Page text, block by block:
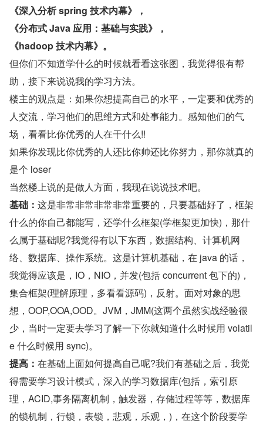
《深入分析 spring 技术内幕》，
《分布式 Java 应用：基础与实践》，
《hadoop 技术内幕》。
但你们不知道学什么的时候就看看这张图，我觉得很有帮
助，接下来说说我的学习方法。
楼主的观点是：如果你想提高自己的水平，一定要和优秀的
人交流，学习他们的思维方式和处事能力。感知他们的气
场，看看比你优秀的人在干什么!!
如果你发现比你优秀的人还比你帅还比你努力，那你就真的
是个 loser
当然楼上说的是做人方面，我现在说说技术吧。
基础： 这是非常非常非常非常重要的，只要基础好了，框架
什么的你自己都能写，还学什么框架(学框架更加快)，那什
么属于基础呢?我觉得有以下东西，数据结构、计算机网
络、数据库、操作系统。这是计算机基础，在 java 的话，
我觉得应该是，IO，NIO，并发(包括 concurrent 包下的)，
集合框架(理解原理，多看看源码)，反射。面对对象的思
想，OOP,OOA,OOD。JVM，JMM(这两个虽然实战经验很
少，当时一定要去学习了解一下你就知道什么时候用 volatil
e 什么时候用 sync)。
提高： 在基础上面如何提高自己呢?我们有基础之后，我觉
得需要学习设计模式，深入的学习数据库(包括，索引原
理，ACID,事务隔离机制，触发器，存储过程等等，数据库
的锁机制，行锁，表锁，悲观，乐观，)，在这个阶段要学